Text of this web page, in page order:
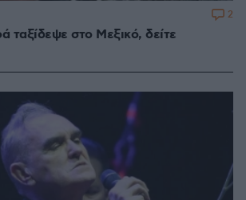
ταξίδεψε στο Μεξικό, δείτε
2